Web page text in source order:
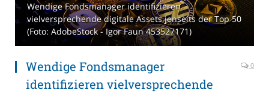
Wendige Fondsmanager identifizieren
vielversprechende digitale Assets jenseits der Top 50
(Foto: AdobeStock - Igor Faun 453527171)
Wendige Fondsmanager
identifizieren vielversprechende
0